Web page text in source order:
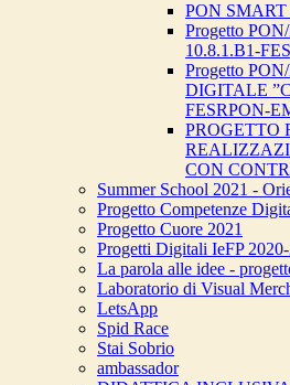
PON
Progetto
10.8.1.B1-
Progetto
DIGITALE
FESRPON-
PROGETTO
CON
Summer School 2021 -
Progetto Competenze
Progetto Cuore 2021
Progetti Digitali IeFP 2020-
La parola alle idee -
Laboratorio di Visual
LetsApp
Spid Race
Stai Sobrio
ambassador